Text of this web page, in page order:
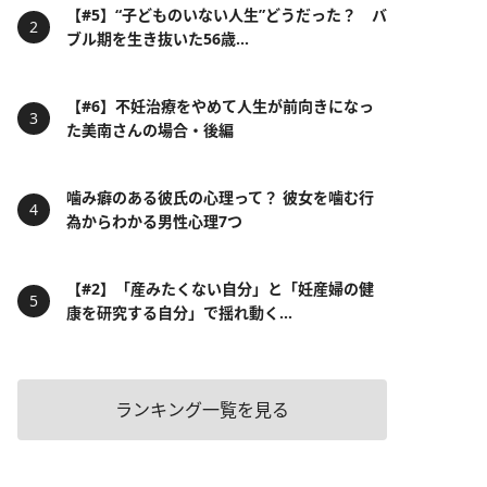
【#5】“子どものいない人生”どうだった？ バ
ブル期を生き抜いた56歳...
【#6】不妊治療をやめて人生が前向きになっ
た美南さんの場合・後編
噛み癖のある彼氏の心理って？ 彼女を噛む行
為からわかる男性心理7つ
【#2】「産みたくない自分」と「妊産婦の健
康を研究する自分」で揺れ動く...
ランキング一覧を見る